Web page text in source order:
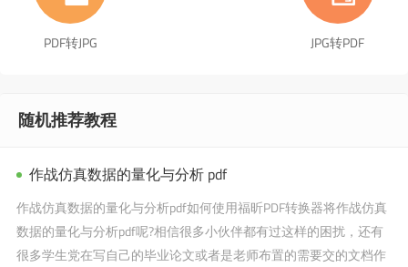
PDF转JPG JPG转PDF
随机推荐教程
作战仿真数据的量化与分析 pdf
作战仿真数据的量化与分析pdf如何使用福昕PDF转换器将作战仿真
数据的量化与分析pdf呢?相信很多小伙伴都有过这样的困扰，还有
很多学生党在写自己的毕业论文或者是老师布置的需要交的文档作